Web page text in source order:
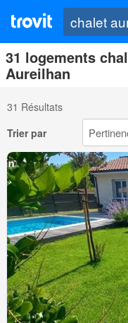
31 logements
Aureilhan
31 Résultats
Trier par